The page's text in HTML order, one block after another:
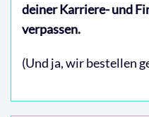
deiner Karriere- und
verpassen.
(Und ja, wir bestellen